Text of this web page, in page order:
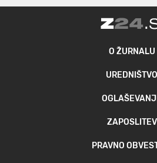
O ŽURNALU
UREDNIŠTVO
ZAPOSLITEV
PRAVNO